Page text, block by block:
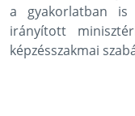
a gyakorlatban is
irányított
képzésszakmai